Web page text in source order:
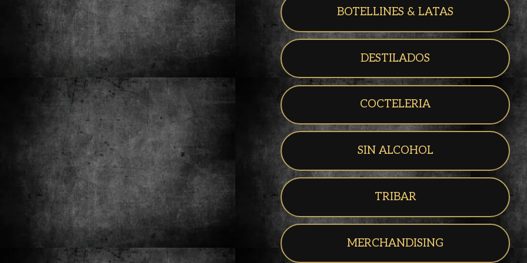
BOTELLINES & LATAS
DESTILADOS
COCTELERIA
SIN ALCOHOL
TRIBAR
MERCHANDISING